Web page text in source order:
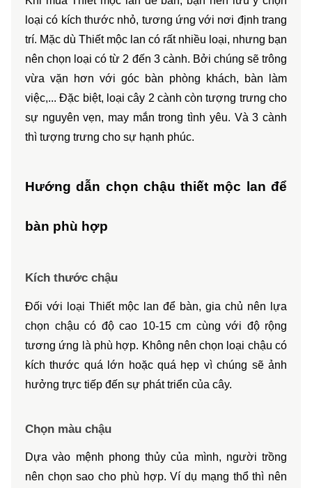
loại có kích thước nhỏ, tương ứng với nơi định trang
trí. Mặc dù Thiết mộc lan có rất nhiều loại, nhưng bạn
nên chọn loại có từ 2 đến 3 cành. Bởi chúng sẽ trông
vừa vặn hơn với góc bàn phòng khách, bàn làm
việc,... Đặc biệt, loại cây 2 cành còn tượng trưng cho
sự nguyên vẹn, may mắn trong tình yêu. Và 3 cành
thì tượng trưng cho sự hạnh phúc.
Hướng dẫn chọn chậu thiết mộc lan để
bàn phù hợp
Kích thước chậu
Đối với loại Thiết mộc lan để bàn, gia chủ nên lựa
chọn chậu có độ cao 10-15 cm cùng với độ rộng
tương ứng là phù hợp. Không nên chọn loại chậu có
kích thước quá lớn hoặc quá hẹp vì chúng sẽ ảnh
hưởng trực tiếp đến sự phát triển của cây.
Chọn màu chậu
Dựa vào mệnh phong thủy của mình, người trồng
nên chọn sao cho phù hợp. Ví dụ mạng thổ thì nên